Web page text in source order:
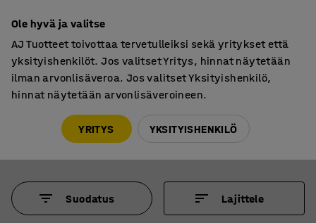
Laatikkokaapit
Suodatus Lajittele
Ole hyvä ja valitse
AJ Tuotteet toivottaa tervetulleiksi sekä yritykset että
yksityishenkilöt. Jos valitset Yritys, hinnat näytetään
ilman arvonlisäveroa. Jos valitset Yksityishenkilö,
hinnat näytetään arvonlisäveroineen.
YRITYS YKSITYISHENKILÖ